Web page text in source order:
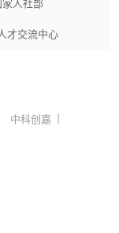
家人社部
才交流中心
中科创嘉